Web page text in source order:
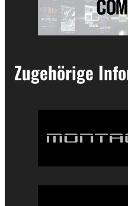
Zugehörige